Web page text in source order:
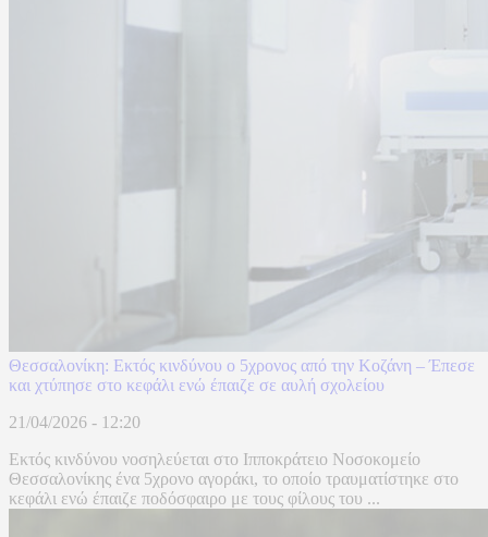
Θεσσαλονίκη: Εκτός κινδύνου ο 5χρονος από την Κοζάνη – Έπεσε
και χτύπησε στο κεφάλι ενώ έπαιζε σε αυλή σχολείου
21/04/2026 - 12:20
Εκτός κινδύνου νοσηλεύεται στο Ιπποκράτειο Νοσοκομείο
Θεσσαλονίκης ένα 5χρονο αγοράκι, το οποίο τραυματίστηκε στο
κεφάλι ενώ έπαιζε ποδόσφαιρο με τους φίλους του ...